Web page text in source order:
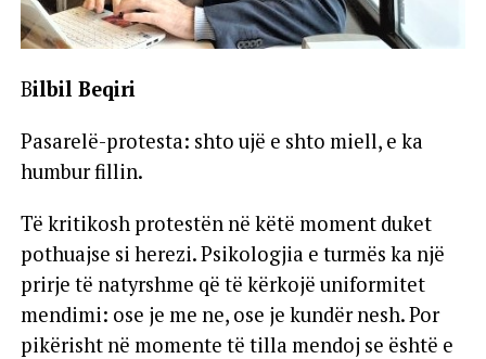
Bilbil Beqiri
Pasarelë-protesta: shto ujë e shto miell, e ka
humbur fillin.
Të kritikosh protestën në këtë moment duket
pothuajse si herezi. Psikologjia e turmës ka një
prirje të natyrshme që të kërkojë uniformitet
mendimi: ose je me ne, ose je kundër nesh. Por
pikërisht në momente të tilla mendoj se është e